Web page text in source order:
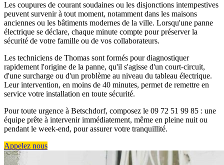
Les coupures de courant soudaines ou les disjonctions intempestives
peuvent survenir à tout moment, notamment dans les maisons
anciennes ou les bâtiments modernes de la ville. Lorsqu'une panne
électrique se déclare, chaque minute compte pour préserver la
sécurité de votre famille ou de vos collaborateurs.
Les techniciens de Thomas sont formés pour diagnostiquer
rapidement l'origine de la panne, qu'il s'agisse d'un court-circuit,
d'une surcharge ou d'un problème au niveau du tableau électrique.
Leur intervention, en moins de 40 minutes, permet de remettre en
service votre installation en toute sécurité.
Pour toute urgence à Betschdorf, composez le 09 72 51 99 85 : une
équipe prête à intervenir immédiatement, même en pleine nuit ou
pendant le week-end, pour assurer votre tranquillité.
Appelez nous